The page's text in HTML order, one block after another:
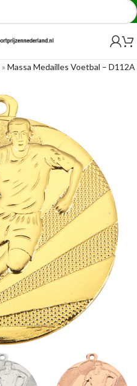
» Massa Medailles Voetbal – D112A